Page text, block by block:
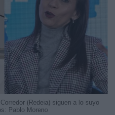
(Redeia) siguen a lo suyo
Pablo Moreno